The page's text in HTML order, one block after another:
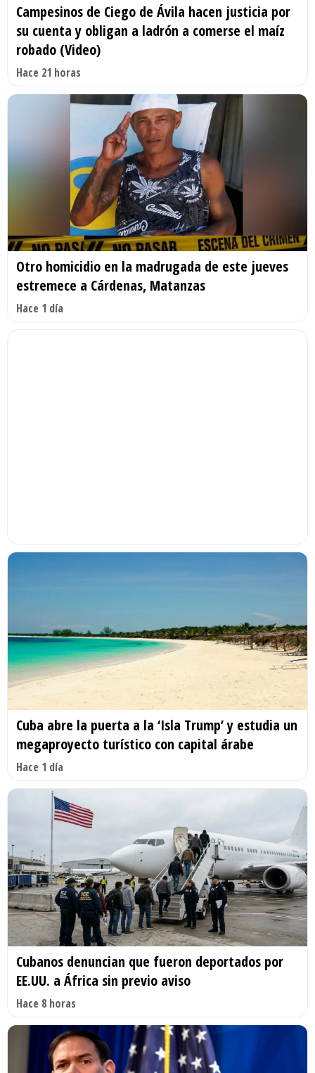
Campesinos de Ciego de Ávila hacen justicia por
su cuenta y obligan a ladrón a comerse el maíz
robado (Video)
Hace 21 horas
Otro homicidio en la madrugada de este jueves
estremece a Cárdenas, Matanzas
Hace 1 día
Cuba abre la puerta a la ‘Isla Trump’ y estudia un
megaproyecto turístico con capital árabe
Hace 1 día
Cubanos denuncian que fueron deportados por
EE.UU. a África sin previo aviso
Hace 8 horas